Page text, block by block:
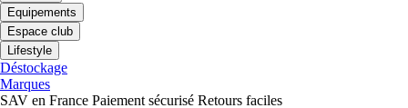
Equipements
Espace club
Lifestyle
Déstockage
Marques
SAV en France Paiement sécurisé Retours faciles